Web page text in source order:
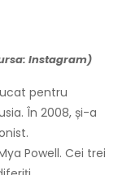
Instagram)
pentru
În 2008, și-a
Powell. Cei trei